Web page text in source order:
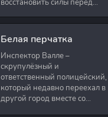
восстановить силы перед
Вместе с ним приезжают
оператор и интервьюер,
Белая перчатка
Инспектор Валле –
скрупулёзный и
ответственный полицейский,
который недавно переехал в
другой город вместе со